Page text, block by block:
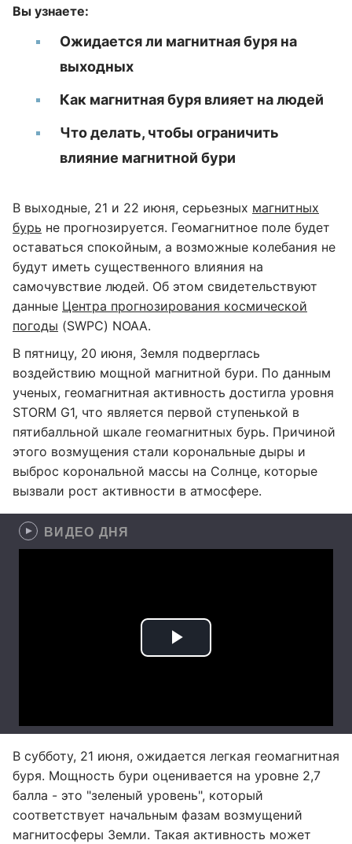
Вы узнаете:
Ожидается ли магнитная буря на
выходных
Как магнитная буря влияет на людей
Что делать, чтобы ограничить
влияние магнитной бури
В выходные, 21 и 22 июня, серьезных магнитных
бурь не прогнозируется. Геомагнитное поле будет
оставаться спокойным, а возможные колебания не
будут иметь существенного влияния на
самочувствие людей. Об этом свидетельствуют
данные Центра прогнозирования космической
погоды (SWPC) NOAA.
В пятницу, 20 июня, Земля подверглась
воздействию мощной магнитной бури. По данным
ученых, геомагнитная активность достигла уровня
STORM G1, что является первой ступенькой в
пятибалльной шкале геомагнитных бурь. Причиной
этого возмущения стали корональные дыры и
выброс корональной массы на Солнце, которые
вызвали рост активности в атмосфере.
ВИДЕО ДНЯ
В субботу, 21 июня, ожидается легкая геомагнитная
буря. Мощность бури оценивается на уровне 2,7
балла - это "зеленый уровень", который
соответствует начальным фазам возмущений
магнитосферы Земли. Такая активность может